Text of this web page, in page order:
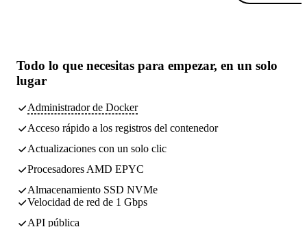
Todo lo que necesitas para empezar, en un solo
lugar
Administrador de Docker
Acceso rápido a los registros del contenedor
Actualizaciones con un solo clic
Procesadores AMD EPYC
Almacenamiento SSD NVMe
Velocidad de red de 1 Gbps
API pública